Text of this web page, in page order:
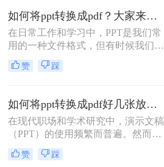
使用文件。那pdf如何免费转换成
ppt？接下来分享一些实用的PDF转换
方法，一起来看看吧。
如何将ppt转换成pdf？大家来试试这三种方法吧！
在日常工作和学习中，PPT是我们常
用的一种文件格式，但有时候我们需
要将其转换为PDF文件，以便更加方
便地分享和阅读。那么，如何将ppt转
而高效的方法，帮助您轻松完成转
换。
赞 踩
如何将ppt转换成pdf好几张放在一页？分享三种简单且高效的方法！
在现代职场和学术研究中，演示文稿
（PPT）的使用频繁而普遍。然而，
有时候我们希望将PPT转换为PDF格
式，以便更方便地打印、分享或存
赞 踩